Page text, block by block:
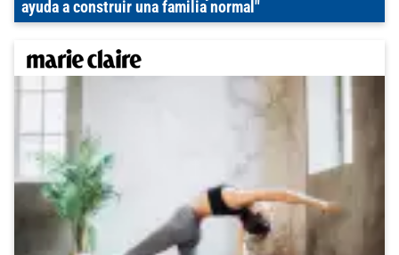
ayuda a construir una familia normal"